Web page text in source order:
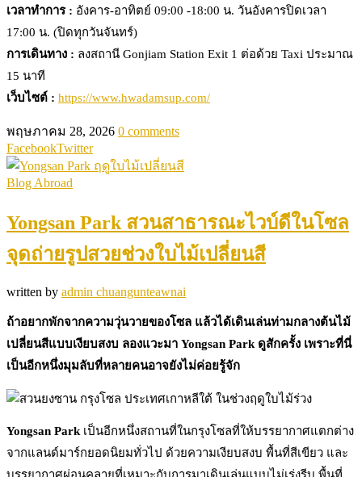
เวลาทำการ : อังคาร-อาทิตย์ 09:00 -18:00 น. วันอังคารปิดเวลา
17:00 น. (ปิดทุกวันจันทร์)
การเดินทาง : ลงสถานี Gonjiam Station Exit 1 ต่อด้วย Taxi ประมาณ
15 นาที
เว็บไซต์ : https://www.hwadamsup.com/
พฤษภาคม 28, 2026 0 comments
FacebookTwitter
Blog Abroad
Yongsan Park สวนสาธารณะไวบ์ดีในโซล
จุดถ่ายรูปสวยช่วงใบไม้เปลี่ยนสี
written by admin chuangunteawnai
ถ้าอยากพักจากความวุ่นวายของโซล แล้วได้เดินเล่นท่ามกลางต้นไม้
เปลี่ยนสีแบบเงียบสงบ ลองแวะมา Yongsan Park ดูสักครั้ง เพราะที่นี่
เป็นอีกหนึ่งมุมลับที่หลายคนอาจยังไม่ค่อยรู้จัก
Yongsan Parkเป็นอีกหนึ่งสถานที่ในกรุงโซลที่ให้บรรยากาศแตกต่าง
จากแลนด์มาร์กยอดนิยมทั่วไป ด้วยความเงียบสงบ พื้นที่สีเขียว และ